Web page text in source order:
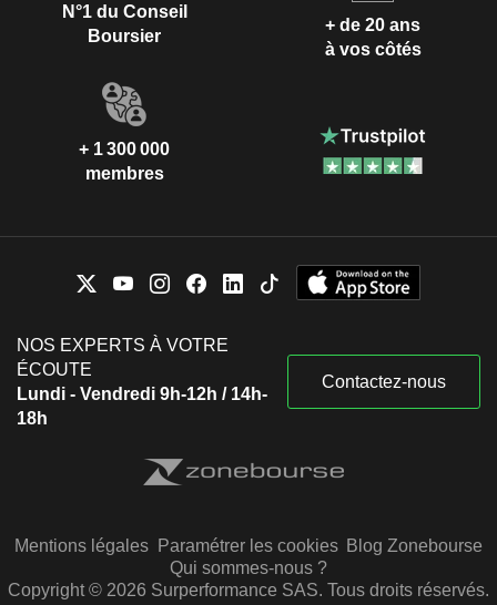
N°1 du Conseil
Boursier
+ de 20 ans
à vos côtés
+ 1 300 000
membres
NOS EXPERTS À VOTRE
ÉCOUTE
Lundi - Vendredi 9h-12h / 14h-
18h
Contactez-nous
Mentions légales Paramétrer les cookies Blog Zonebourse
Qui sommes-nous ?
Copyright © 2026 Surperformance SAS. Tous droits réservés.